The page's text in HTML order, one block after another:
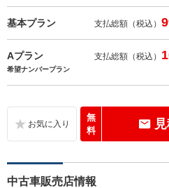
基本プラン 支払総額（税込）
Aプラン 支払総額（税込）
希望ナンバープラン
無
料
中古車販売店情報